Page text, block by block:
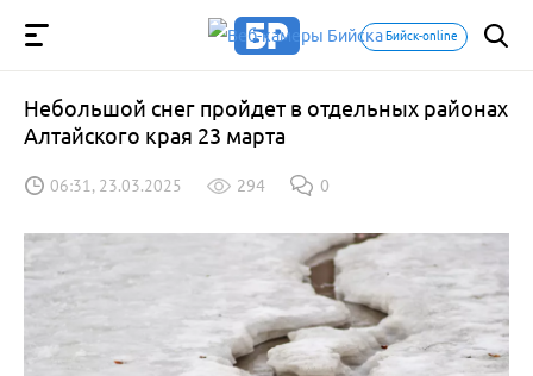
Бийск-online
Небольшой снег пройдет в отдельных районах
Алтайского края 23 марта
06:31, 23.03.2025 294 0